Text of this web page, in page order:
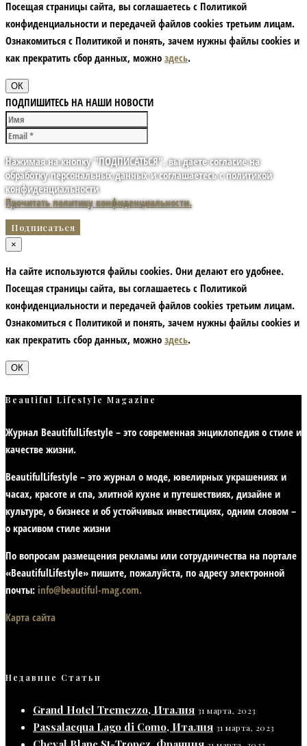
Посещая страницы сайта, вы соглашаетесь с Политикой
конфиденциальности и передачей файлов cookies третьим лицам.
Ознакомиться с Политикой и понять, зачем нужны файлы сookies и
как прекратить сбор данных, можно здесь.
ОК
ПОДПИШИТЕСЬ НА НАШИ НОВОСТИ
Нажимая на кнопку "ПОДПИСАТЬСЯ", вы даете согласие на
обработку персональных данных и соглашаетесь с политикой
конфиденциальности
Прочитать политику конфиденциальности.
×
На сайте используются файлы cookies. Они делают его удобнее.
Посещая страницы сайта, вы соглашаетесь с Политикой
конфиденциальности и передачей файлов cookies третьим лицам.
Ознакомиться с Политикой и понять, зачем нужны файлы сookies и
как прекратить сбор данных, можно здесь.
ОК
Beautiful Lifestyle Magazine
Журнал BeautifulLifestyle – это современная энциклопедия о стиле и
качестве жизни.
BeautifulLifestyle – это журнал о моде, ювелирных украшениях и
часах, красоте и спа, элитной кухне и путешествиях, дизайне и
культуре, о бизнесе и об устойчивых инвестициях, одним словом –
о красивом стиле жизни
По вопросам размещения рекламы или сотрудничества на портале
«BeautifulLifestyle» пишите, пожалуйста, по адресу электронной
почты: info@beautiful-mag.com.
Карта сайта
Недавние Статьи
Grand Hotel Tremezzo, Италия 31 марта, 2023
Passalacqua Lago di Como, Италия 31 марта, 2023